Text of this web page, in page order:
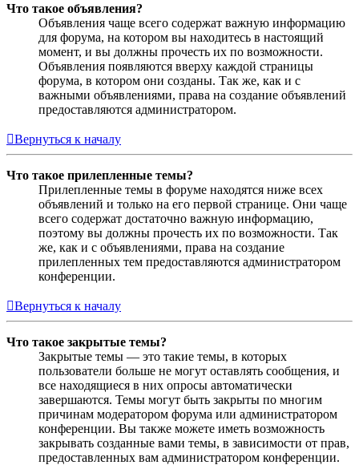
Что такое объявления?
Объявления чаще всего содержат важную информацию
для форума, на котором вы находитесь в настоящий
момент, и вы должны прочесть их по возможности.
Объявления появляются вверху каждой страницы
форума, в котором они созданы. Так же, как и с
важными объявлениями, права на создание объявлений
предоставляются администратором.
Вернуться к началу
Что такое прилепленные темы?
Прилепленные темы в форуме находятся ниже всех
объявлений и только на его первой странице. Они чаще
всего содержат достаточно важную информацию,
поэтому вы должны прочесть их по возможности. Так
же, как и с объявлениями, права на создание
прилепленных тем предоставляются администратором
конференции.
Вернуться к началу
Что такое закрытые темы?
Закрытые темы — это такие темы, в которых
пользователи больше не могут оставлять сообщения, и
все находящиеся в них опросы автоматически
завершаются. Темы могут быть закрыты по многим
причинам модератором форума или администратором
конференции. Вы также можете иметь возможность
закрывать созданные вами темы, в зависимости от прав,
предоставленных вам администратором конференции.